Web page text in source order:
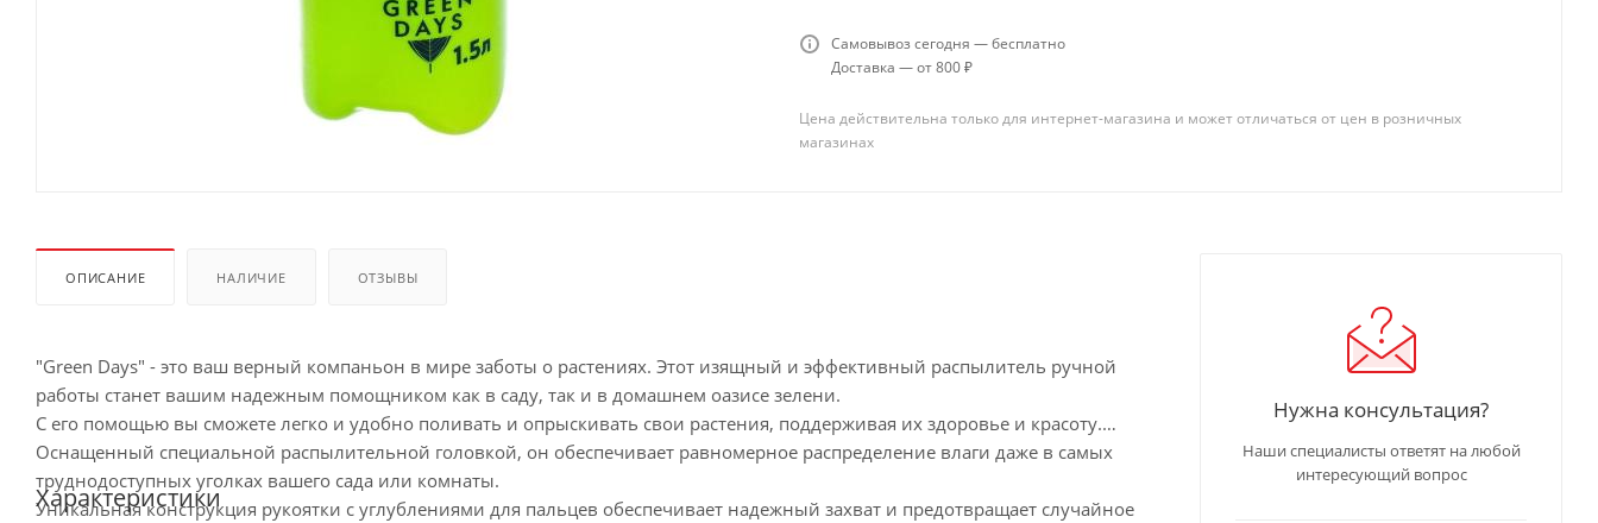
Самовывоз сегодня — бесплатно
Доставка — от 800 ₽
Цена действительна только для интернет-магазина и может отличаться от цен в розничных
магазинах
ОПИСАНИЕ НАЛИЧИЕ ОТЗЫВЫ
"Green Days" - это ваш верный компаньон в мире заботы о растениях. Этот изящный и эффективный распылитель ручной
работы станет вашим надежным помощником как в саду, так и в домашнем оазисе зелени.
С его помощью вы сможете легко и удобно поливать и опрыскивать свои растения, поддерживая их здоровье и красоту.
Оснащенный специальной распылительной головкой, он обеспечивает равномерное распределение влаги даже в самых
труднодоступных уголках вашего сада или комнаты.
Уникальная конструкция рукоятки с углублениями для пальцев обеспечивает надежный захват и предотвращает случайное
Характеристики
Нужна консультация?
Наши специалисты ответят на любой
интересующий вопрос